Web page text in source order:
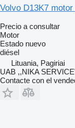
Volvo D13K7
Precio a consultar
Motor
Estado nuevo
diésel
Lituania, Pagiriai
UAB ,,NIKA
Contacte con el